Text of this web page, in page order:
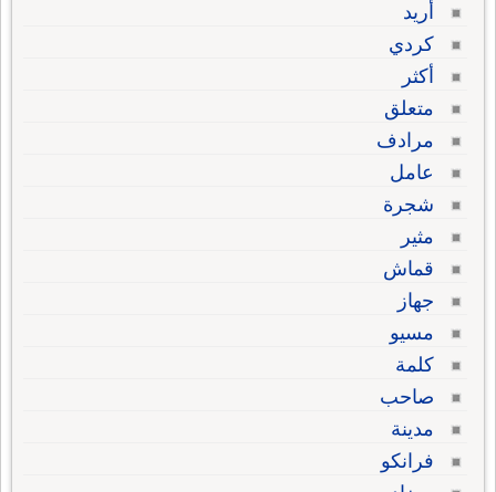
أريد
كردي
أكثر
متعلق
مرادف
عامل
شجرة
مثير
قماش
جهاز
مسيو
كلمة
صاحب
مدينة
فرانكو